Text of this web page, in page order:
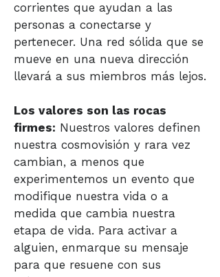
corrientes que ayudan a las
personas a conectarse y
pertenecer. Una red sólida que se
mueve en una nueva dirección
llevará a sus miembros más lejos.
Los valores son las rocas
firmes: Nuestros valores definen
nuestra cosmovisión y rara vez
cambian, a menos que
experimentemos un evento que
modifique nuestra vida o a
medida que cambia nuestra
etapa de vida. Para activar a
alguien, enmarque su mensaje
para que resuene con sus